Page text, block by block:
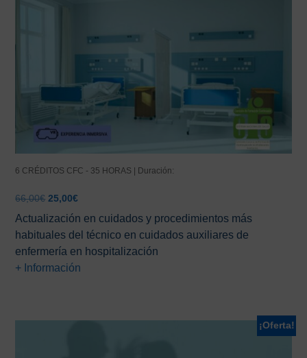
6 CRÉDITOS CFC - 35 HORAS | Duración:
66,00€ El
precio
original
era:
66,00€.
25,00€El
actual
es:
25,00€.
Actualización en cuidados y procedimientos más
habituales del técnico en cuidados auxiliares de
enfermería en hospitalización
+ Información
¡Oferta!